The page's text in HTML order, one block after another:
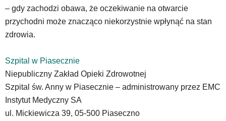
odpowiadających
im
skrótów
czytniku
oraz
mogą
być
wyposażone
– gdy zachodzi obawa, że oczekiwanie na otwarcie
przychodni może znacząco niekorzystnie wpłynąć na stan
zdrowia.
Szpital w Piasecznie
Niepubliczny Zakład Opieki Zdrowotnej
Szpital św. Anny w Piasecznie – administrowany przez EMC
Instytut Medyczny SA
ul. Mickiewicza 39, 05-500 Piaseczno